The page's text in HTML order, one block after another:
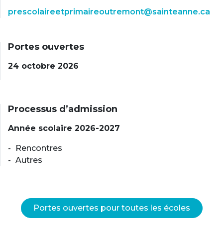
prescolaireetprimaireoutremont@sainteanne.ca
Portes ouvertes
24 octobre 2026
Processus d’admission
Année scolaire 2026-2027
Rencontres
Autres
Portes ouvertes pour toutes les écoles